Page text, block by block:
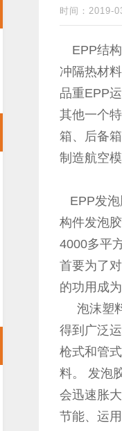
时间：2019-
EPP结
冲隔热材
品重EPP
其他一个
箱、后备
制造航空
EPP发泡
构件发泡
4000多平
首要为了
的功用成
泡沫塑料
得到广泛
枪式和管
料。 发泡
会迅速胀
节能、运